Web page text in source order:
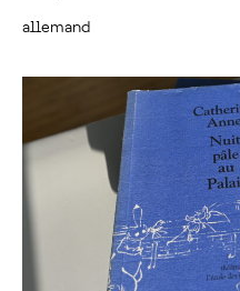
allemand